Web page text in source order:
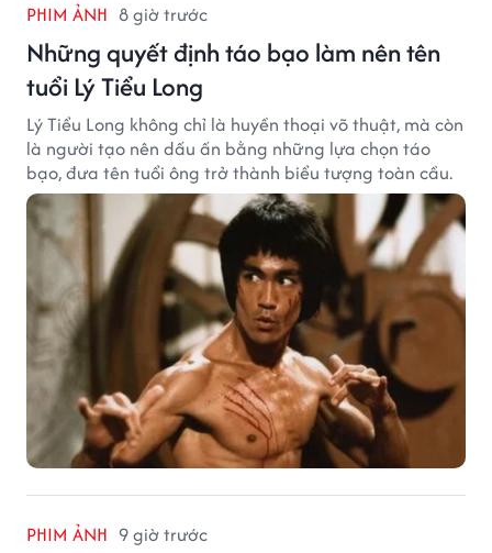
PHIM ẢNH 8 giờ trước
Những quyết định táo bạo làm nên tên
tuổi Lý Tiểu Long
Lý Tiểu Long không chỉ là huyền thoại võ thuật, mà còn
là người tạo nên dấu ấn bằng những lựa chọn táo
bạo, đưa tên tuổi ông trở thành biểu tượng toàn cầu.
PHIM ẢNH 9 giờ trước